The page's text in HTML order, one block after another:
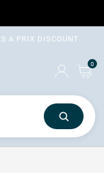
A PRIX DISCOUNT
0